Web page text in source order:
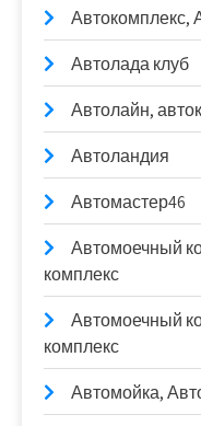
Автокомплекс,
Автолада клуб
Автолайн,
Автоландия
Автомастер46
Автомоечный
комплекс
Автомоечный
комплекс
Автомойка,